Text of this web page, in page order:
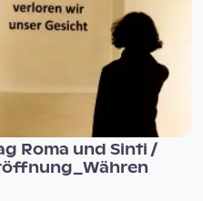
Roma und Sinti /